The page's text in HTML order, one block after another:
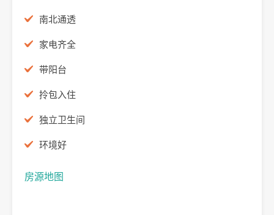
南北通透
家电齐全
带阳台
拎包入住
独立卫生间
环境好
房源地图